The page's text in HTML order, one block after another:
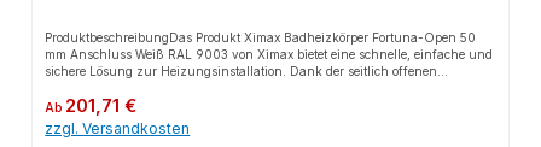
ProduktbeschreibungDas Produkt Ximax Badheizkörper Fortuna-Open 50
mm Anschluss Weiß RAL 9003 von Ximax bietet eine schnelle, einfache und
sichere Lösung zur Heizungsinstallation. Dank der seitlich offenen
flexibel an verschiedene Heizsysteme an. Das robuste Design und die
einfache Montage machen dieses Produkt zu einer zuverlässigen Wahl für
jede Installation.EigenschaftenElegantes Design mit ovalen
Regulärer Preis:
Ab 201,71 €
zzgl. Versandkosten